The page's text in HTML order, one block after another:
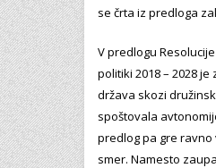
se črta iz predloga
V predlogu
politiki 2018 – 2028
država skozi
spoštovala
predlog pa gre
smer. Namesto